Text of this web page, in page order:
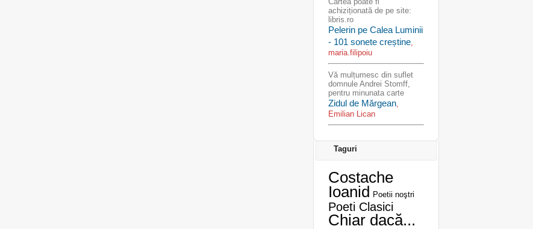
achiziționată de pe site:
libris.ro
Pelerin pe Calea Luminii
- 101 sonete creștine,
maria.filipoiu
Vă mulțumesc din suflet
domnule Andrei Stomff,
pentru minunata carte
Zidul de Mărgean,
Emilian Lican
Taguri
Costache
Ioanid
Poetii noştri
Poeti Clasici
Chiar dacă...